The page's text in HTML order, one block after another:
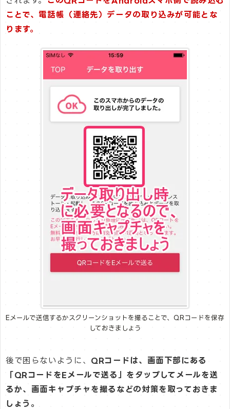
ことで、電話帳（連絡先）データの取り込みが可能とな
ります。
Eメールで送信するかスクリーンショットを撮ることで、QRコードを保存
しておきましょう
後で困らないように、 QRコードは、画面下部にある
「QRコードをEメールで送る」をタップしてメールを送
るか、画面キャプチャを撮るなどの対策を取っておきま
しょう。